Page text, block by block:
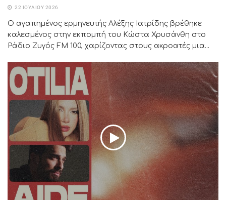
22 ΙΟΥΛΊΟΥ 2026
Ο αγαπημένος ερμηνευτής Αλέξης Ιατρίδης βρέθηκε
καλεσμένος στην εκπομπή του Κώστα Χρυσάνθη στο
Ράδιο Ζυγός FM 100, χαρίζοντας στους ακροατές μια...